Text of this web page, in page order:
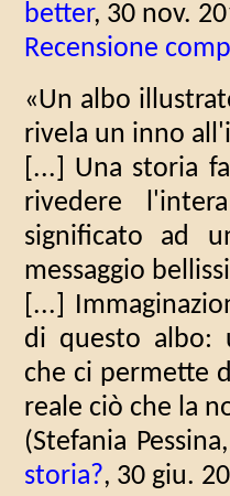
better, 30 nov.
Recensione
«Un albo
rivela un inno
[...] Una storia
rivedere
significato ad
messaggio
[...]
di questo albo:
che ci permette
reale ciò che la
(Stefania
storia?, 30 giu.